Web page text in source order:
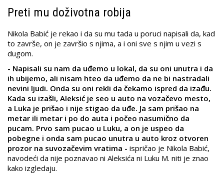
Preti mu doživotna robija
Nikola Babić je rekao i da su mu tada u poruci napisali da, kad
to završe, on je završio s njima, a i oni sve s njim u vezi s
dugom.
- Napisali su nam da uđemo u lokal, da su oni unutra i da
ih ubijemo, ali nisam hteo da uđemo da ne bi nastradali
nevini ljudi. Onda su oni rekli da čekamo ispred da izađu.
Kada su izašli, Aleksić je seo u auto na vozačevo mesto,
a Luka je prišao i nije stigao da uđe. Ja sam prišao na
metar ili metar i po do auta i počeo nasumično da
pucam. Prvo sam pucao u Luku, a on je uspeo da
pobegne i onda sam pucao unutra u auto kroz otvoren
prozor na suvozačevim vratima - ispričao je Nikola Babić,
navodeći da nije poznavao ni Aleksića ni Luku M. niti je znao
kako izgledaju.